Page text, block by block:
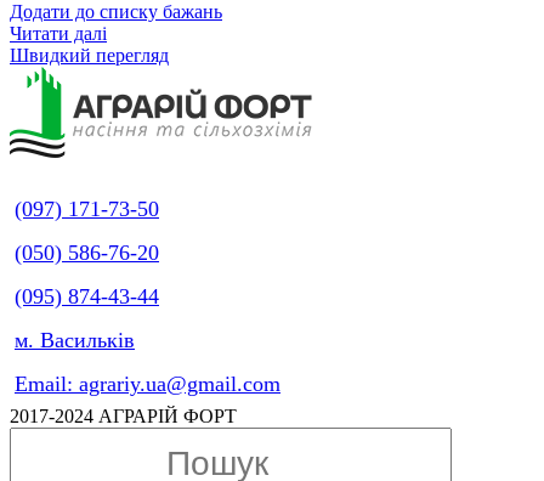
Додати до списку бажань
Читати далі
Швидкий перегляд
(097) 171-73-50
(050) 586-76-20
(095) 874-43-44
м. Васильків
Email: agrariy.ua@gmail.com
2017-2024 АГРАРІЙ ФОРТ